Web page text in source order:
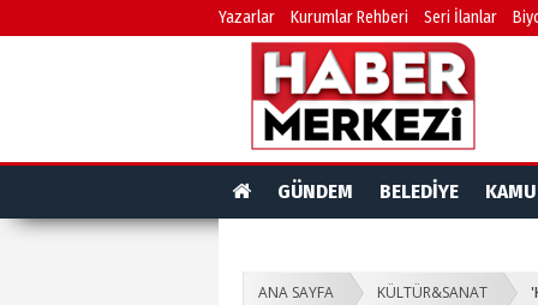
Yazarlar Kurumlar Rehberi Seri İlanlar
GÜNDEM BELEDİYE KAMU
ANA SAYFA KÜLTÜR&SANAT